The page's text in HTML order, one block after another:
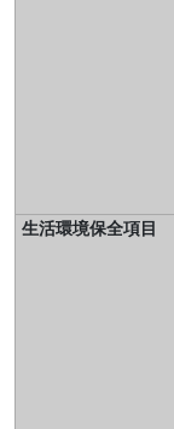
生活環境保全項目